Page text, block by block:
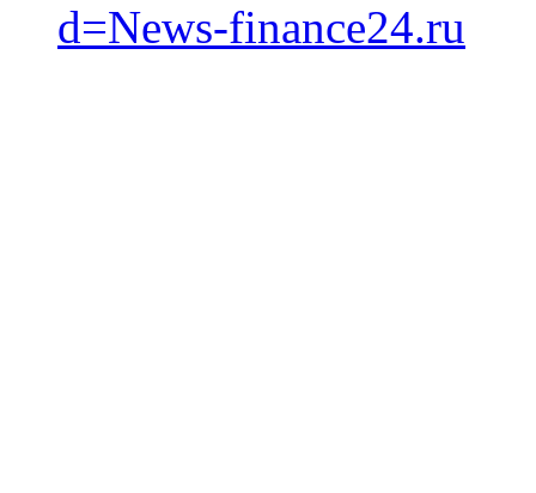
d=News-finance24.ru